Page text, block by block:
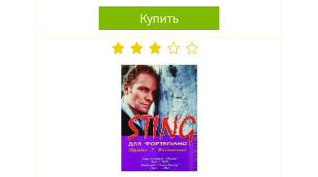
Купить